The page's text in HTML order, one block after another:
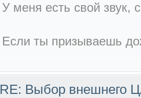
У меня есть свой
Если ты призываешь
RE: Выбор внешнего